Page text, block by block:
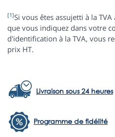
[1]Si vous êtes assujetti à la
que vous indiquez dans votre
d'identification à la TVA, vous
prix HT.
Livraison sous 24 heures
Programme de fidélité